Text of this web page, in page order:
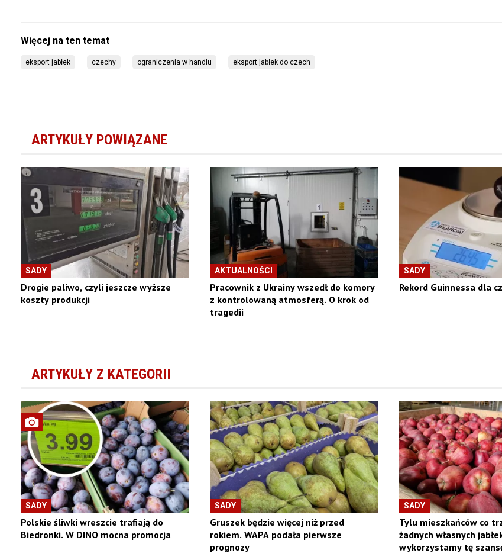
eksport jabłek czechy ograniczenia w handlu eksport jabłek do czech
ARTYKUŁY POWIĄZANE
SADY
Drogie paliwo, czyli jeszcze wyższe
koszty produkcji
AKTUALNOŚCI
Pracownik z Ukrainy wszedł do komory
z kontrolowaną atmosferą. O krok od
tragedii
SADY
Rekord Guinnessa dla
ARTYKUŁY Z KATEGORII
SADY
Polskie śliwki wreszcie trafiają do
Biedronki. W DINO mocna promocja
SADY
Gruszek będzie więcej niż przed
rokiem. WAPA podała pierwsze
prognozy
SADY
Tylu mieszkańców co
żadnych własnych
wykorzystamy tę